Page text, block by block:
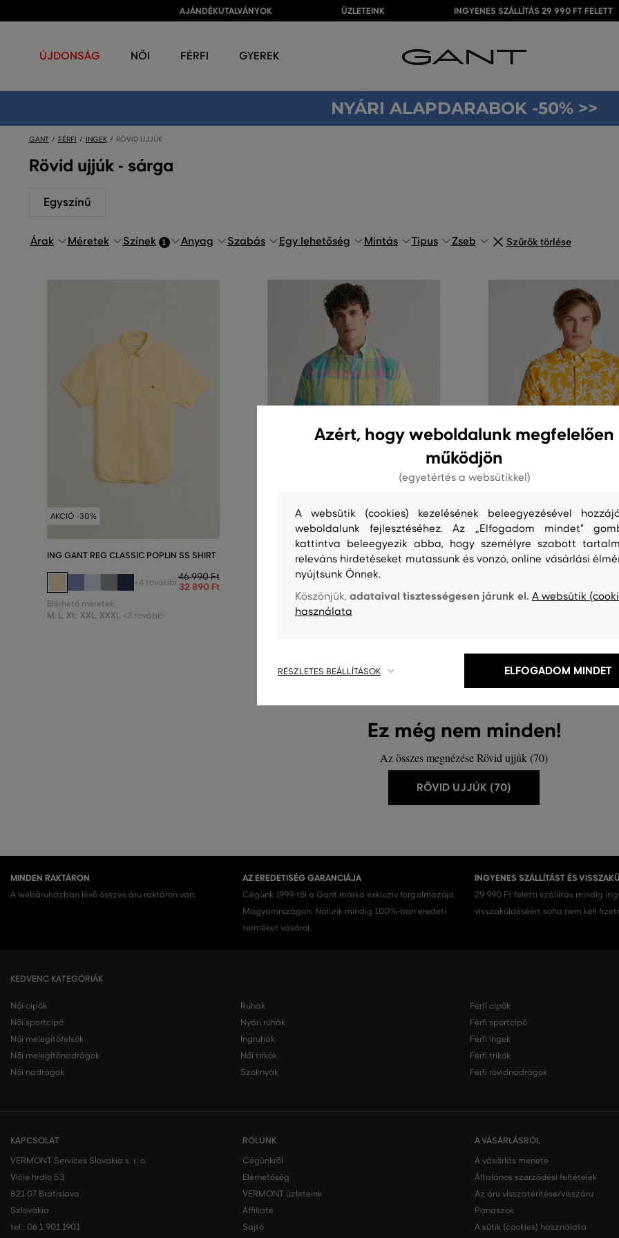
AJÁNDÉKUTALVÁNYOK ÜZLETEINK INGYENES SZÁLLÍTÁS 29 990 FT FELETT
ÚJDONSÁG NŐI FÉRFI GYEREK
NYÁRI ALAPDARABOK -50% >>
GANT FÉRFI INGEK RÖVID UJJÚK
Rövid ujjúk - sárga
Egyszínű
Árak Méretek Színek 1 Anyag Szabás Egy lehetőség Mintás Tipus Zseb Szűrők törlése
AKCIÓ -30%
ING GANT REG CLASSIC POPLIN SS SHIRT
+4 további 46 990 Ft
32 890 Ft
Elérhető méretek:
M, L, XL, XXL, XXXL +2 további
AKCIÓ -50%
ING GANT REG COLORFUL MADRAS SS
28 490 Ft
Elérhető méretek:
AKCIÓ -50%
ING GANT REG COTTON LINEN
SHIRT
Ez még nem minden!
Az összes megnézése Rövid ujjúk (70)
RÖVID UJJÚK (70)
MINDEN RAKTÁRON
A webáruházban lévő összes áru raktáron van.
AZ EREDETISÉG GARANCIÁJA
Cégünk 1999-től a Gant márka exkluzív forgalmazója
Magyarországon. Nálunk mindig 100%-ban eredeti
terméket vásárol.
INGYENES SZÁLLÍTÁST ÉS
29 990 Ft feletti szállítás mindig
visszaküldéséért soha nem kell
KEDVENC KATEGÓRIÁK
Női cipők
Női sportcipő
Női melegítőfelsők
Női melegítőnadrágok
Női nadrágok
Ruhák
Nyári ruhák
Ingruhák
Női trikók
Szoknyák
Férfi cipők
Férfi sportcipő
Férfi ingek
Férfi trikók
Férfi rövidnadrágok
KAPCSOLAT
VERMONT Services Slovakia s. r. o.
Vlčie hrdlo 53
821 07 Bratislava
Szlovákia
tel.: 06 1 901 1901
RÓLUNK
Cégünkről
Elérhetőség
VERMONT üzleteink
Affiliate
Sajtó
A VÁSÁRLÁSRÓL
A vásárlás menete
Általános szerződési feltételek
Az áru visszatérítése/visszáru
Panaszok
A sütik (cookies) használata
Azért, hogy weboldalunk megfelelően
működjön
(egyetértés a websütikkel)
A websütik (cookies) kezelésének beleegyezésével
weboldalunk fejlesztéséhez. Az „Elfogadom mindet"
kattintva beleegyezik abba, hogy személyre szabott
releváns hirdetéseket mutassunk és vonzó, online vásárlási
nyújtsunk Önnek.
Köszönjük,adataival tisztességesen járunk el. A websütik
használata
RÉSZLETES BEÁLLÍTÁSOK ELFOGADOM MINDET